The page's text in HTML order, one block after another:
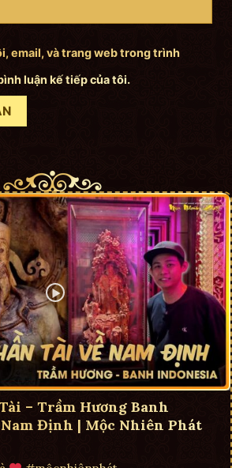
email, và trang web trong trình
luận kế tiếp của tôi.
– Trầm Hương Banh
Định | Mộc Nhiên Phát